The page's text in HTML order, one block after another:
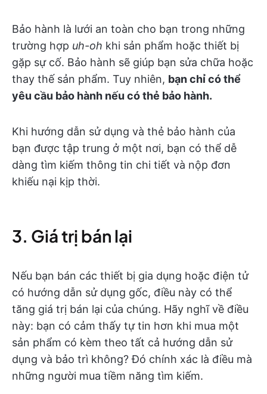
Bảo hành là lưới an toàn cho bạn trong những
trường hợp uh-oh khi sản phẩm hoặc thiết bị
gặp sự cố. Bảo hành sẽ giúp bạn sửa chữa hoặc
thay thế sản phẩm. Tuy nhiên, bạn chỉ có thể
yêu cầu bảo hành nếu có thẻ bảo hành.
Khi hướng dẫn sử dụng và thẻ bảo hành của
bạn được tập trung ở một nơi, bạn có thể dễ
dàng tìm kiếm thông tin chi tiết và nộp đơn
khiếu nại kịp thời.
3. Giá trị bán lại
Nếu bạn bán các thiết bị gia dụng hoặc điện tử
có hướng dẫn sử dụng gốc, điều này có thể
tăng giá trị bán lại của chúng. Hãy nghĩ về điều
này: bạn có cảm thấy tự tin hơn khi mua một
sản phẩm có kèm theo tất cả hướng dẫn sử
dụng và bảo trì không? Đó chính xác là điều mà
những người mua tiềm năng tìm kiếm.